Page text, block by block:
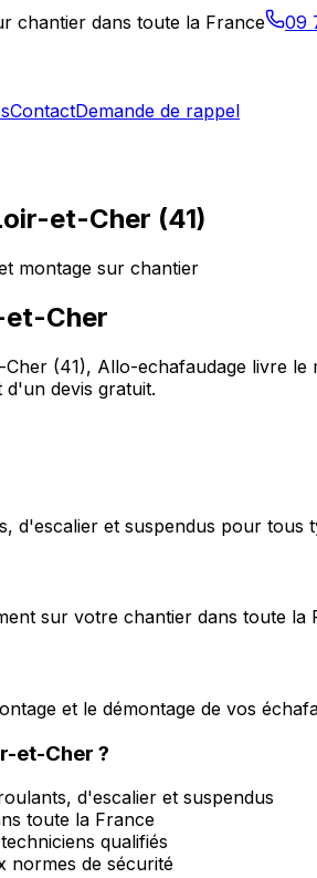
chantier dans toute la France 09
ContactDemande de rappel
et-Cher (41)
montage sur chantier
et-Cher
(41), Allo-echafaudage livre
devis gratuit.
d'escalier et suspendus pour
sur votre chantier dans toute
et le démontage de vos
et-Cher ?
d'escalier et suspendus
toute la France
qualifiés
normes de sécurité